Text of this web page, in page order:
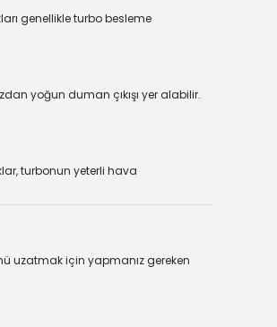
genellikle turbo besleme
yoğun duman çıkışı yer alabilir.
turbonun yeterli hava
uzatmak için yapmanız gereken